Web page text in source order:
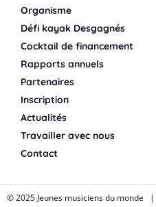
Organisme
Défi kayak Desgagnés
Cocktail de financement
Rapports annuels
Partenaires
Inscription
Actualités
Travailler avec nous
Contact
© 2025 Jeunes musiciens du monde |